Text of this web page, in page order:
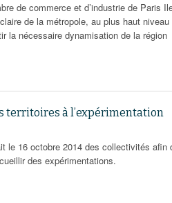
de commerce et d’industrie de Paris
de la métropole, au plus haut niveau
la nécessaire dynamisation de la région
territoires à l’expérimentation
le 16 octobre 2014 des collectivités afin
des expérimentations.